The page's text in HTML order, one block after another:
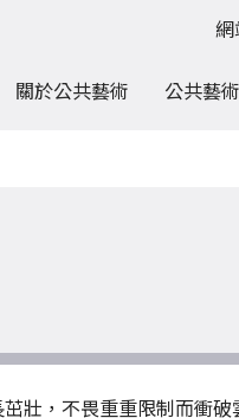
關於公共藝術 公共藝
壯，不畏重重限制而衝